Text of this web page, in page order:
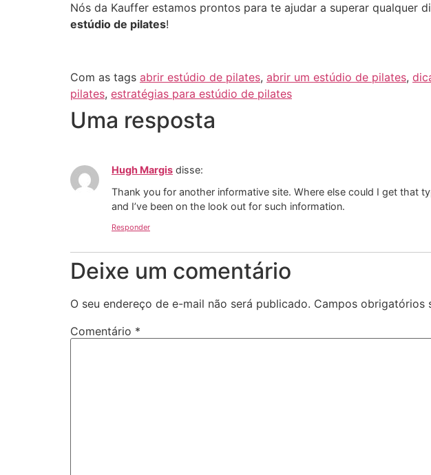
Nós da Kauffer estamos prontos para te ajudar a superar qualquer
estúdio de pilates!
Com as tags abrir estúdio de pilates, abrir um estúdio de pilates,
pilates, estratégias para estúdio de pilates
Uma resposta
Hugh Margis disse:
Thank you for another informative site. Where else could I get that
and I’ve been on the look out for such information.
Responder
Deixe um comentário
O seu endereço de e-mail não será publicado. Campos obrigatórios
Comentário *